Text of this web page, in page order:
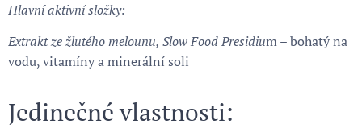
Hlavní aktivní složky:
Extrakt ze žlutého melounu, Slow Food Presidium – bohatý na
vodu, vitamíny a minerální soli
Jedinečné vlastnosti: